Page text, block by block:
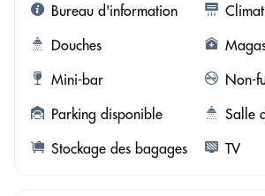
Bureau d'information
Douches
Mini-bar
Non-
Parking disponible
Salle
Stockage des bagages
TV